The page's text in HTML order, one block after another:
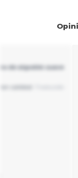
de algodón suave